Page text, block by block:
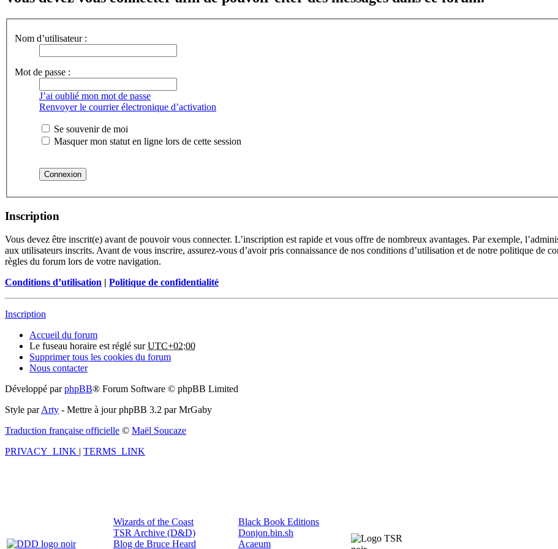
Nom d’utilisateur :
Mot de passe :
J’ai oublié mon mot de passe
Renvoyer le courrier électronique d’activation
Se souvenir de moi
Masquer mon statut en ligne lors de cette session
Inscription
Vous devez être inscrit(e) avant de pouvoir vous connecter. L’inscription est rapide et vous offre de nombreux avantages. Par exemple,
aux utilisateurs inscrits. Avant de vous inscrire, assurez-vous d’avoir pris connaissance de nos conditions d’utilisation et de notre politique de
règles du forum lors de votre navigation.
Conditions d’utilisation | Politique de confidentialité
Inscription
Accueil du forum
Le fuseau horaire est réglé surUTC+02:00
Supprimer tous les cookies du forum
Nous contacter
Développé parphpBB® Forum Software © phpBB Limited
Style parArty - Mettre à jour phpBB 3.2 par MrGaby
Traduction française officielle © Maël Soucaze
PRIVACY_LINK | TERMS_LINK
Wizards of the Coast
TSR Archive (D&D)
Blog de Bruce Heard
Black Book Editions
Donjon.bin.sh
Acaeum